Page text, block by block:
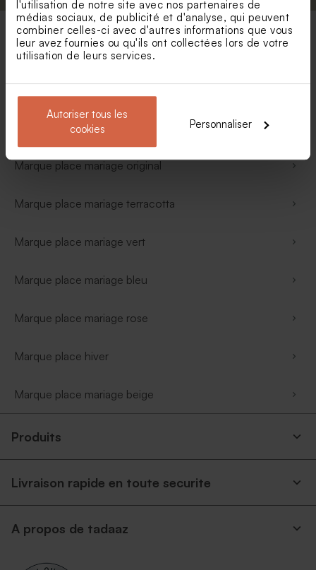
l'utilisation de notre site avec nos partenaires de
médias sociaux, de publicité et d'analyse, qui peuvent
combiner celles-ci avec d'autres informations que vous
leur avez fournies ou qu'ils ont collectées lors de votre
utilisation de leurs services.
Autoriser tous les
cookies
Personnaliser
Vos catégories préférées
Marque place champêtre
Marque place mariage original
Marque place mariage terracotta
Marque place mariage vert
Marque place mariage bleu
Marque place mariage rose
Marque place hiver
Marque place mariage beige
Produits
Livraison rapide en toute securite
A propos de tadaaz